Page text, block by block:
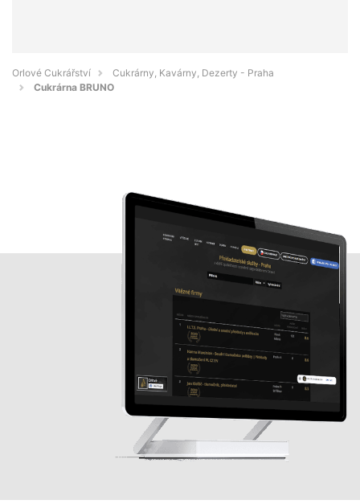
Orlové Cukrářství
Cukrárny, Kavárny, Dezerty - Praha
Cukrárna BRUNO